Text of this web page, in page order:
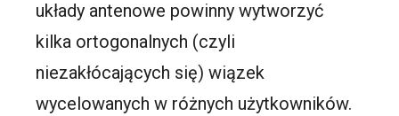
układy antenowe powinny wytworzyć
kilka ortogonalnych (czyli
niezakłócających się) wiązek
wycelowanych w różnych użytkowników.